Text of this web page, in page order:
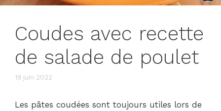
Coudes avec recette
de salade de poulet
19 juin 2022
Les pâtes coudées sont toujours utiles lors de